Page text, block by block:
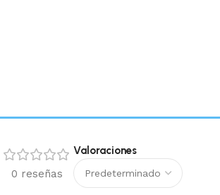
0 reseñas
Valoraciones